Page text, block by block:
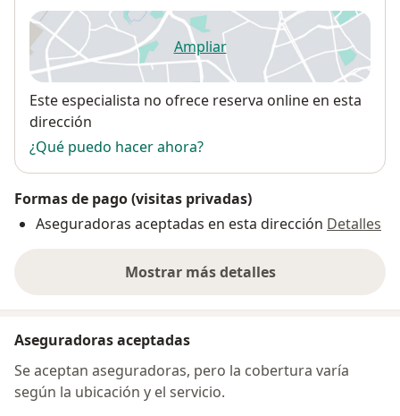
Ampliarse abre en una nueva
Disponibilidad
Este especialista no ofrece reserva online en esta
dirección
¿Qué puedo hacer ahora?
Formas de pago (visitas privadas)
Aseguradoras aceptadas en esta dirección Detalles
Mostrar más detalles
sobre la dirección
Aseguradoras aceptadas
Se aceptan aseguradoras, pero la cobertura varía
según la ubicación y el servicio.